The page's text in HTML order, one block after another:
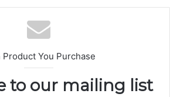
الوي
ب
Product You Purchase
to our mailing list